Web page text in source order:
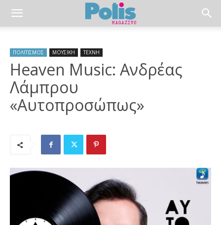
ΠΟΛΙΤΙΣΜΟΣ ΜΟΥΣΙΚΗ ΤΕΧΝΗ
Heaven Music: Ανδρέας
Λάμπρου
«Αυτοπροσώπως»